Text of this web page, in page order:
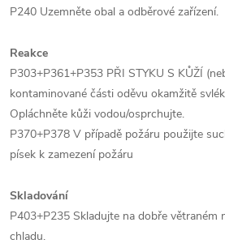
P240 Uzemněte obal a odběrové zařízení.
Reakce
P303+P361+P353 PŘI STYKU S KŮŽÍ
kontaminované části oděvu okamžitě
Opláchněte kůži vodou/osprchujte.
P370+P378 V případě požáru použijte
písek k zamezení požáru
Skladování
P403+P235 Skladujte na dobře větraném
chladu.